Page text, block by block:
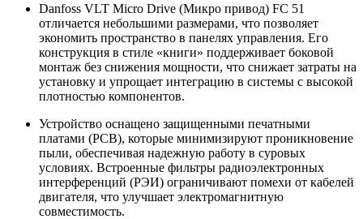
Danfoss VLT Micro Drive (Микро привод) FC 51
отличается небольшими размерами, что позволяет
экономить пространство в панелях управления. Его
конструкция в стиле «книги» поддерживает боковой
монтаж без снижения мощности, что снижает затраты на
установку и упрощает интеграцию в системы с высокой
плотностью компонентов.
Устройство оснащено защищенными печатными
платами (PCB), которые минимизируют проникновение
пыли, обеспечивая надежную работу в суровых
условиях. Встроенные фильтры радиоэлектронных
интерференций (РЭИ) ограничивают помехи от кабелей
двигателя, что улучшает электромагнитную
совместимость.